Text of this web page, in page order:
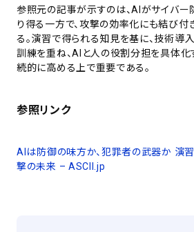
参照元の記事が示すのは、AIがサイバ
り得る一方で、攻撃の効率化にも結び付
る。演習で得られる知見を基に、技術導
訓練を重ね、AIと人の役割分担を具体化
続的に高める上で重要である。
参照リンク
AIは防御の味方か、犯罪者の武器か 演
撃の未来 – ASCII.jp